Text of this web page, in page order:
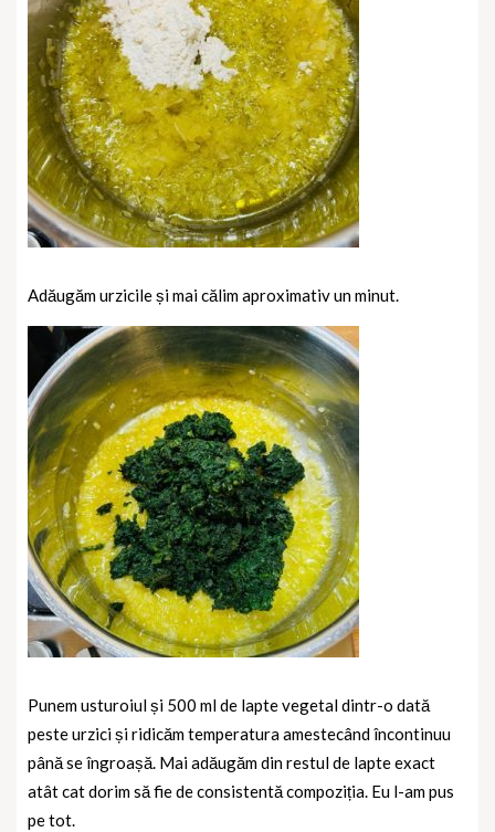
Adăugăm urzicile și mai călim aproximativ un minut.
Punem usturoiul și 500 ml de lapte vegetal dintr-o dată
peste urzici și ridicăm temperatura amestecând încontinuu
până se îngroașă. Mai adăugăm din restul de lapte exact
atât cat dorim să fie de consistentă compoziția. Eu l-am pus
pe tot.